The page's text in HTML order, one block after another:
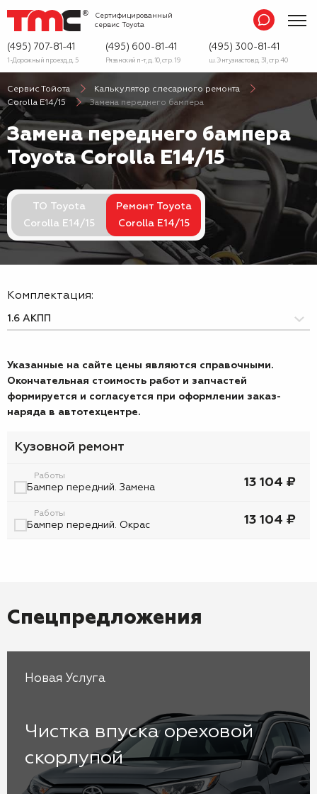
Сертифицированный
сервис Toyota
(495) 707-81-41
1-Дорожный проезд, д. 5
(495) 600-81-41
Рязанский п-т, д. 10, стр. 19
(495) 300-81-41
ш. Энтузиастов д. 31, стр. 40
Сервис Тойота
Калькулятор слесарного ремонта
Corolla E14/15
Замена переднего бампера
Замена переднего бампера
Toyota Corolla E14/15
ТО Toyota
Corolla E14/15
Ремонт Toyota
Corolla E14/15
Комплектация:
Указанные на сайте цены являются справочными.
Окончательная стоимость работ и запчастей
формируется и согласуется при оформлении заказ-
наряда в автотехцентре.
Кузовной ремонт
Работы
Бампер передний. Замена 13 104 ₽
Работы
Бампер передний. Окрас 13 104 ₽
Спецпредложения
Новая Услуга
Чистка впуска ореховой
скорлупой